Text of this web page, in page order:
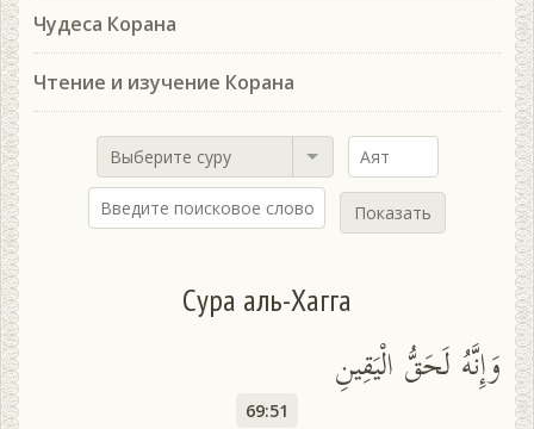
Чудеса Корана
Чтение и изучение Корана
Выберите суру
Показать
Сура аль-Хагга
وَإِنَّهُ لَحَقُّ الْيَقِينِ
69:51